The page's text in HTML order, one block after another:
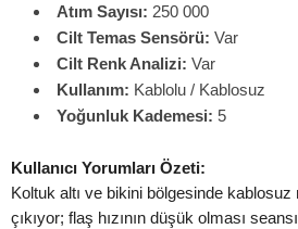
Atım Sayısı: 250 000
Cilt Temas Sensörü: Var
Cilt Renk Analizi: Var
Kullanım: Kablolu / Kablosuz
Yoğunluk Kademesi: 5
Kullanıcı Yorumları Özeti:
Koltuk altı ve bikini bölgesinde
çıkıyor; flaş hızının düşük olması